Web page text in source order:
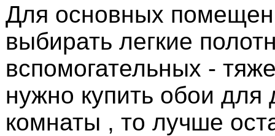
Для основных
выбирать легкие
вспомогательных -
нужно купить обои для
комнаты , то лучше